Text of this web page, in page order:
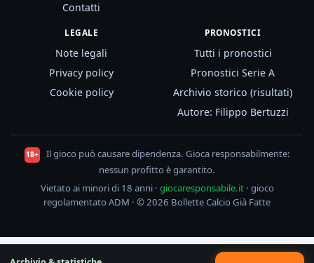
Contatti
LEGALE
Note legali
Privacy policy
Cookie policy
PRONOSTICI
Tutti i pronostici
Pronostici Serie A
Archivio storico (risultati)
Autore: Filippo Bertuzzi
18+
Il gioco può causare dipendenza. Gioca responsabilmente:
nessun profitto è garantito.
Vietato ai minori di 18 anni · giocaresponsabile.it· gioco
regolamentato ADM · © 2026 Bollette Calcio Già Fatte